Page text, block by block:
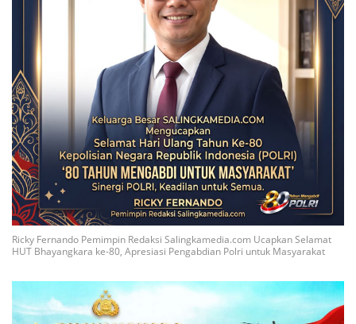
Ricky Fernando Pemimpin Redaksi Salingkamedia.com Ucapkan Selamat
HUT Bhayangkara ke-80, Apresiasi Pengabdian Polri untuk Masyarakat